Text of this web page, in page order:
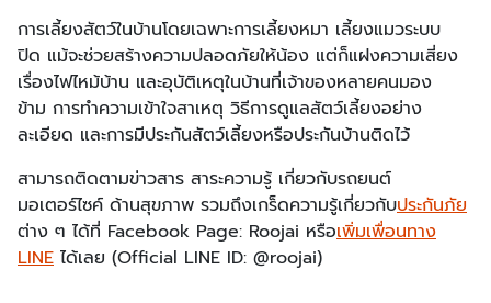
การเลี้ยงสัตว์ในบ้านโดยเฉพาะการเลี้ยงหมา เลี้ยงแมวระบบ
ปิด แม้จะช่วยสร้างความปลอดภัยให้น้อง แต่ก็แฝงความเสี่ยง
เรื่องไฟไหม้บ้าน และอุบัติเหตุในบ้านที่เจ้าของหลายคนมอง
ข้าม การทำความเข้าใจสาเหตุ วิธีการดูแลสัตว์เลี้ยงอย่าง
ละเอียด และการมีประกันสัตว์เลี้ยงหรือประกันบ้านติดไว้
​​สามารถติดตามข่าวสาร สาระความรู้ เกี่ยวกับรถยนต์
มอเตอร์ไซค์ ด้านสุขภาพ รวมถึงเกร็ดความรู้เกี่ยวกับ​ประกันภัย
ต่าง ๆ ได้ที่ Facebook Page: Roojai หรือ​เพิ่มเพื่อนทาง
LINE ​ ได้เลย (Official LINE ID: @roojai)